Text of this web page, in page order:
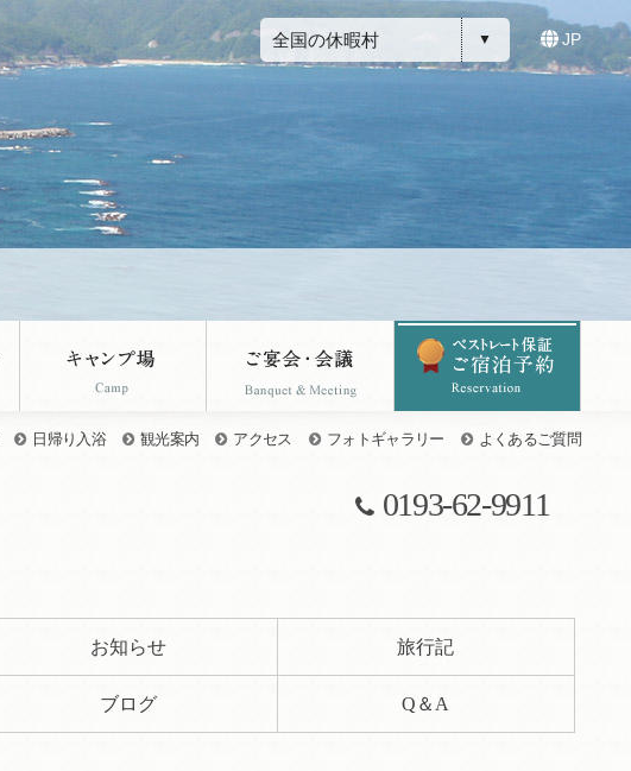
全国の休暇村 JP
日帰り入浴 観光案内 アクセス フォトギャラリー よくあるご質問
0193-62-9911
お知らせ 旅行記
ブログ Q＆A